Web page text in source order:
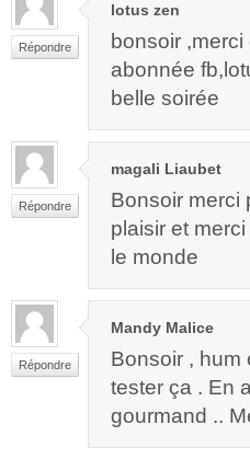
Répondre
lotus zen
bonsoir
abonnée
belle soirée
Répondre
magali Liaubet
Bonsoir merci
plaisir et
le monde
Répondre
Mandy Malice
Bonsoir , hum
tester ça . En
gourmand ..